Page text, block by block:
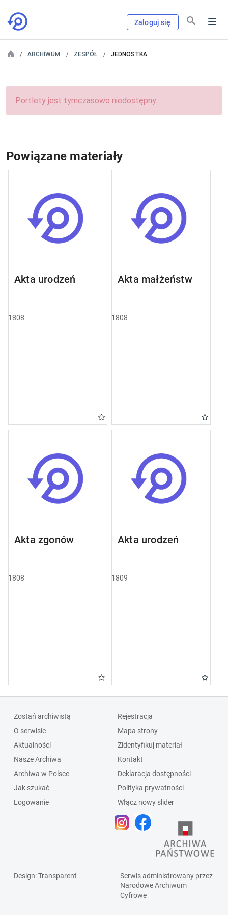
Zaloguj się
ARCHIWUM ZESPÓŁ JEDNOSTKA
Portlety jest tymczasowo niedostępny.
Powiązane materiały
Akta urodzeń
1808
Akta małżeństw
1808
Akta zgonów
1808
Akta urodzeń
1809
Zostań archiwistą
O serwisie
Aktualności
Nasze Archiwa
Archiwa w Polsce
Jak szukać
Logowanie
Rejestracja
Mapa strony
Zidentyfikuj materiał
Kontakt
Deklaracja dostępności
Polityka prywatności
Włącz nowy slider
Design: Transparent
Serwis administrowany przez
Narodowe Archiwum
Cyfrowe